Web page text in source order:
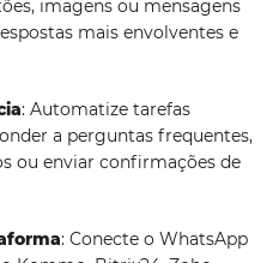
imagens ou mensagens
mais envolventes e
: Automatize tarefas
a perguntas frequentes,
ou enviar confirmações de
: Conecte o WhatsApp